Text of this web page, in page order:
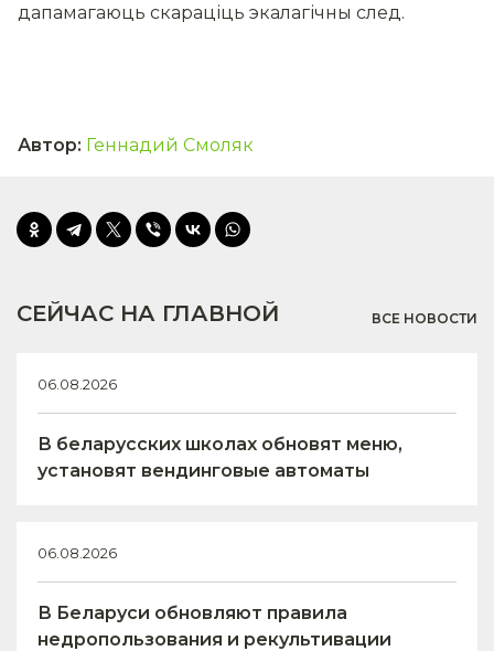
дапамагаюць скараціць экалагічны след.
Автор: Геннадий Смоляк
СЕЙЧАС НА ГЛАВНОЙ ВСЕ НОВОСТИ
06.08.2026
В беларусских школах обновят меню,
установят вендинговые автоматы
06.08.2026
В Беларуси обновляют правила
недропользования и рекультивации